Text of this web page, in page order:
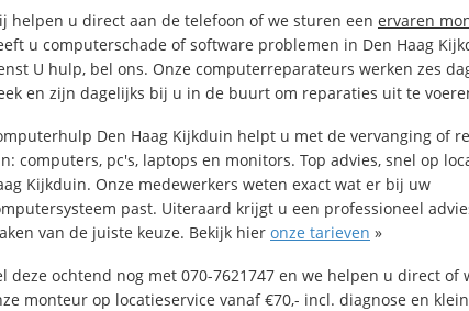
helpen u direct aan de telefoon of we sturen een ervaren
u computerschade of software problemen in Den Haag
U hulp, bel ons. Onze computerreparateurs werken zes
en zijn dagelijks bij u in de buurt om reparaties uit te
Den Haag Kijkduin helpt u met de vervanging of
computers, pc's, laptops en monitors. Top advies, snel op
Kijkduin. Onze medewerkers weten exact wat er bij uw
past. Uiteraard krijgt u een professioneel
van de juiste keuze. Bekijk hier onze tarieven »
deze ochtend nog met 070-7621747 en we helpen u direct of
monteur op locatieservice vanaf €70,- incl. diagnose en